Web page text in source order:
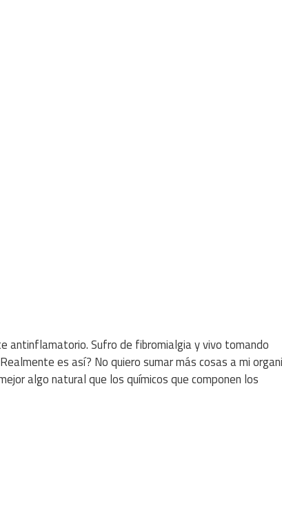
antinflamatorio. Sufro de fibromialgia y vivo tomando
es así? No quiero sumar más cosas a mi
algo natural que los químicos que componen los